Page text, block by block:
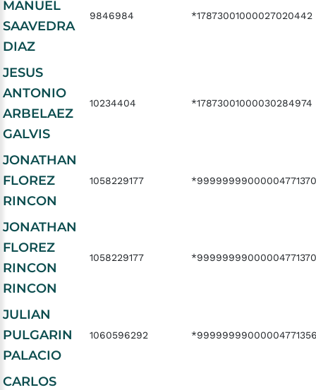
MANUEL
SAAVEDRA
DIAZ
9846984 *17873001000027020442
JESUS
ANTONIO
ARBELAEZ
GALVIS
10234404 *17873001000030284974
JONATHAN
FLOREZ
RINCON
1058229177 *99999999000004771370
JONATHAN
FLOREZ
RINCON
RINCON
1058229177 *99999999000004771370
JULIAN
PULGARIN
PALACIO
1060596292
CARLOS